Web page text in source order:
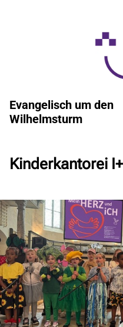
Evangelisch um den
Wilhelmsturm
Kinderkantorei